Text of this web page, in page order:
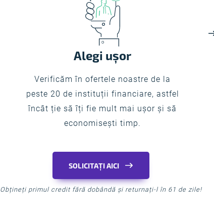
Alegi ușor
Verificăm în ofertele noastre de la
peste 20 de instituții financiare, astfel
încât ție să îți fie mult mai ușor și să
economisești timp.
SOLICITAȚI AICI
Obțineți primul credit fără dobândă și returnați-l în 61 de zile!